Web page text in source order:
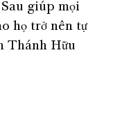
giúp mọi
họ trở nên tự
Thánh Hữu